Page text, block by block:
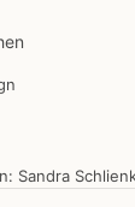
Sandra